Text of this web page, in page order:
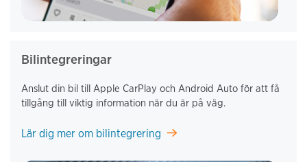
Bilintegreringar
Anslut din bil till Apple CarPlay och Android Auto för att få
tillgång till viktig information när du är på väg.
Lär dig mer om bilintegrering